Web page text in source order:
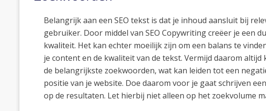
Belangrijk aan een SEO tekst is dat je inhoud aansluit bij
gebruiker. Door middel van SEO Copywriting creëer je een
kwaliteit. Het kan echter moeilijk zijn om een balans te
je content en de kwaliteit van de tekst. Vermijd daarom
de belangrijkste zoekwoorden, wat kan leiden tot een
positie van je website. Doe daarom voor je gaat schrijven
op de resultaten. Let hierbij niet alleen op het zoekvolume